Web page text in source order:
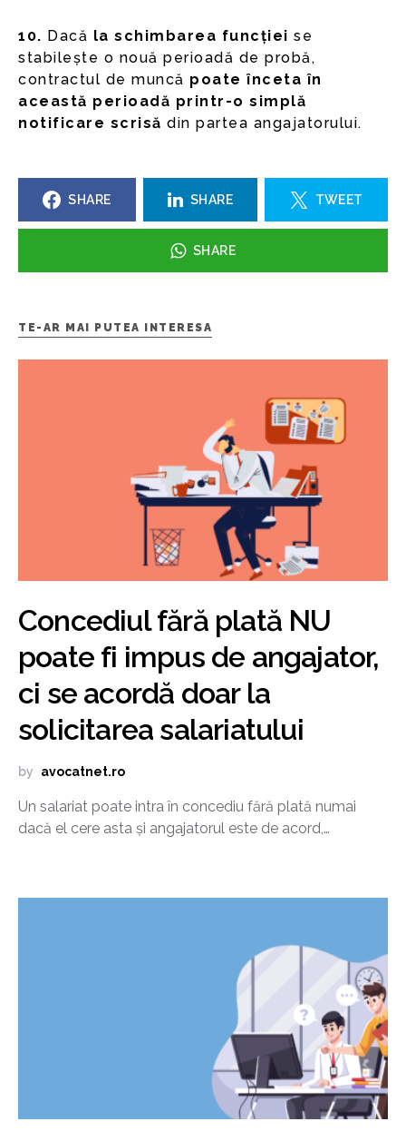
10. Dacă la schimbarea funcției se
stabilește o nouă perioadă de probă,
contractul de muncă poate înceta în
această perioadă printr-o simplă
notificare scrisă din partea angajatorului.
SHARE SHARE TWEET
SHARE
TE-AR MAI PUTEA INTERESA
Concediul fără plată NU
poate fi impus de angajator,
ci se acordă doar la
solicitarea salariatului
by avocatnet.ro
Un salariat poate intra în concediu fără plată numai
dacă el cere asta și angajatorul este de acord,…